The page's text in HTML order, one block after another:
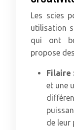
Les scies
utilisation
qui ont
propose
Filaire
et une
de leur